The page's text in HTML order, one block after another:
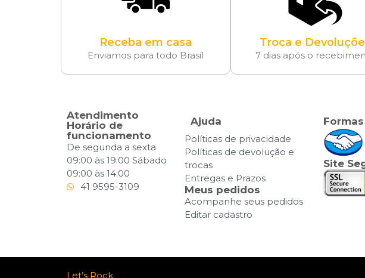
Receba em casa
Enviamos para todo Brasil
Troca e
7 dias após o
Atendimento
Horário de
funcionamento
De segunda a sexta
09:00 às 19:00 Sábado
09:00 às 14:00
41 9595-3109
Ajuda
Políticas de privacidade
Políticas de devolução e
trocas
Entregas e Prazos
Meus pedidos
Acompanhe seus pedidos
Editar cadastro
Site
Let’s Rock